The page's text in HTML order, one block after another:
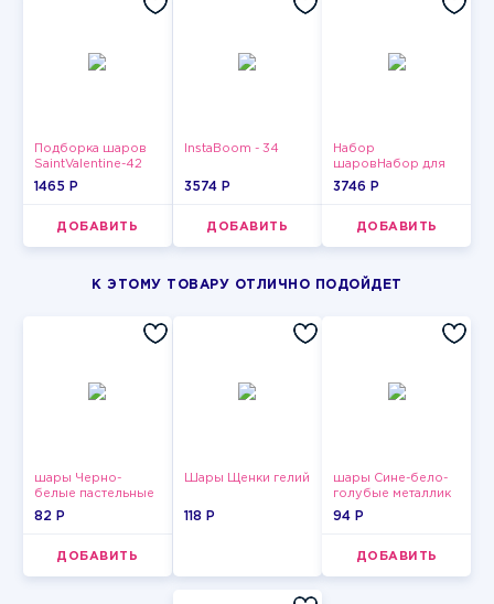
Подборка шаров
SaintValentine-42
1465 P
ДОБАВИТЬ
InstaBoom - 34
3574 P
ДОБАВИТЬ
Набор
шаровНабор для
мужчин-3
3746 P
ДОБАВИТЬ
К ЭТОМУ ТОВАРУ ОТЛИЧНО ПОДОЙДЕТ
шары Черно-
белые пастельные
82 P
ДОБАВИТЬ
Шары Щенки гелий
118 P
шары Сине-бело-
голубые металлик
94 P
ДОБАВИТЬ